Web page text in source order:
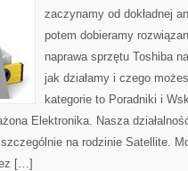
zaczynamy od dokładnej
potem dobieramy
naprawa sprzętu Toshiba
jak działamy i czego
kategorie to Poradniki i
Elektronika. Nasza
na rodzinie Satellite.
[…]